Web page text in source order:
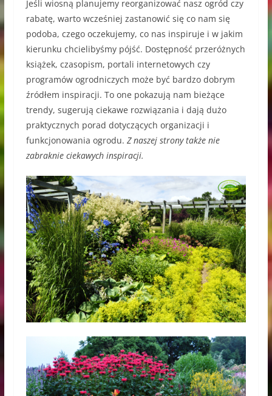
Jeśli wiosną planujemy reorganizować nasz ogród czy
rabatę, warto wcześniej zastanowić się co nam się
podoba, czego oczekujemy, co nas inspiruje i w jakim
kierunku chcielibyśmy pójść. Dostępność przeróżnych
książek, czasopism, portali internetowych czy
programów ogrodniczych może być bardzo dobrym
źródłem inspiracji. To one pokazują nam bieżące
trendy, sugerują ciekawe rozwiązania i dają dużo
praktycznych porad dotyczących organizacji i
funkcjonowania ogrodu. Z naszej strony także nie
zabraknie ciekawych inspiracji.